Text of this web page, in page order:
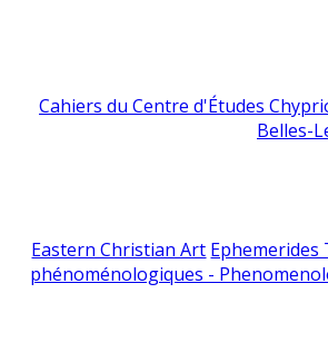
Cahiers du Centre d'Études
Belles-
Eastern Christian Art Ephemerides
phénoménologiques -